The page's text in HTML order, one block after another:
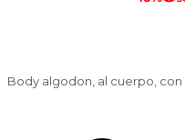
Body algodon, al cuerpo,